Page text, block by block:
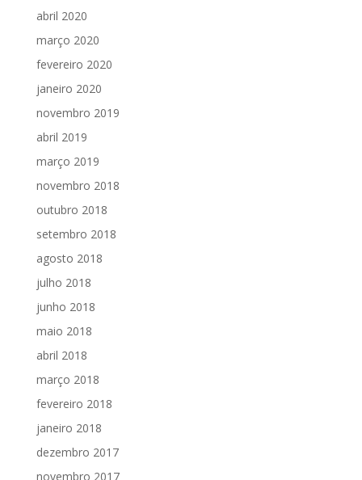
abril 2020
março 2020
fevereiro 2020
janeiro 2020
novembro 2019
abril 2019
março 2019
novembro 2018
outubro 2018
setembro 2018
agosto 2018
julho 2018
junho 2018
maio 2018
abril 2018
março 2018
fevereiro 2018
janeiro 2018
dezembro 2017
novembro 2017